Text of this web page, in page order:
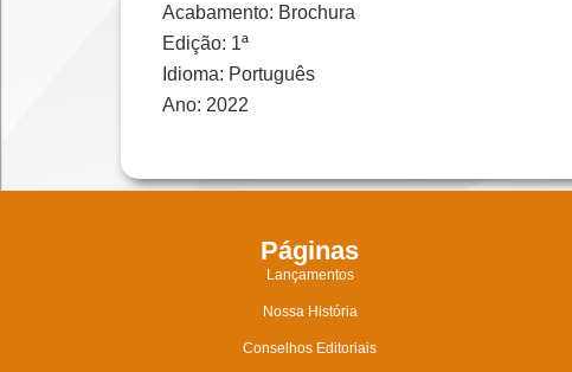
Acabamento: Brochura
Edição: 1ª
Idioma: Português
Ano: 2022
Páginas
Lançamentos
Nossa História
Conselhos Editoriais